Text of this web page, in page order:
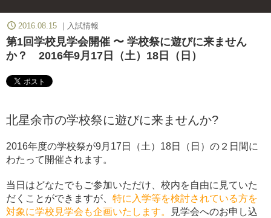
2016.08.15 入試情報
第1回学校見学会開催 〜 学校祭に遊びに来ません
か？ 2016年9月17日（土）18日（日）
北星余市の学校祭に遊びに来ませんか?
2016年度の学校祭が9月17日（土）18日（日）の２日間に
わたって開催されます。
当日はどなたでもご参加いただけ、校内を自由に見ていた
だくことができますが、 特に入学等を検討されている方を
対象に学校見学会も企画いたします。
見学会へのお申し込